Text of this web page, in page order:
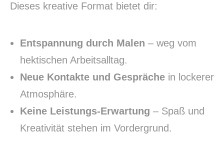
Dieses kreative Format bietet dir:
Entspannung durch Malen – weg vom
hektischen Arbeitsalltag.
Neue Kontakte und Gespräche in lockerer
Atmosphäre.
Keine Leistungs-Erwartung – Spaß und
Kreativität stehen im Vordergrund.